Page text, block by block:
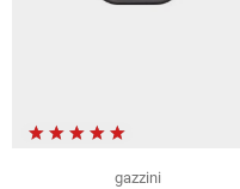
gazzini